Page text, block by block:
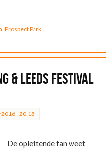
Prospect Park
& Leeds Festival
- 20:13
De oplettende fan weet